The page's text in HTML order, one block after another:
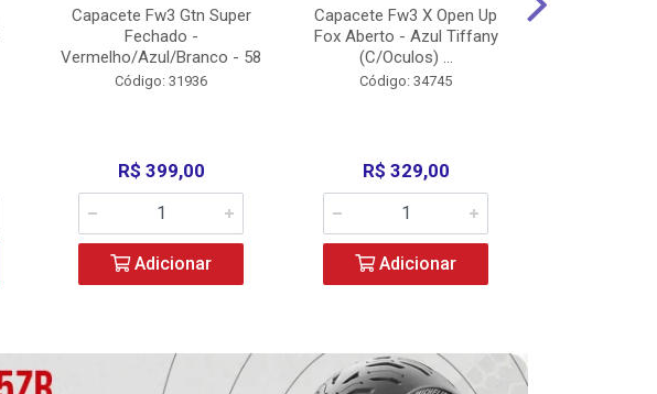
Capacete Fw3 Gtn Super
Fechado -
Vermelho/Azul/Branco - 58
Código: 31936
R$ 399,00
Adicionar
Capacete Fw3 X Open Up
Fox Aberto - Azul Tiffany
(C/Oculos) ...
Código: 34745
R$ 329,00
Adicionar